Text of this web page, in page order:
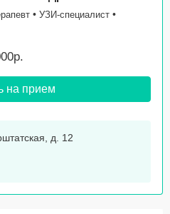
• УЗИ-специалист •
на прием
д. 12